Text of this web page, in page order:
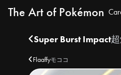
The Art of Pokémon
Super Burst Impact
Flaaffyモココ